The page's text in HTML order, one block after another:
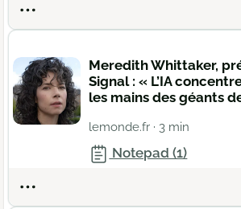
Meredith Whittaker,
Signal : « L’IA
les mains des géants
lemonde.fr · 3 min
Notepad (1)